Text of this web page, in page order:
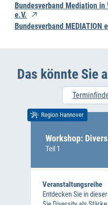
Bundesverband Mediation
e.V.
Bundesverband MEDIATION
Das könnte Sie
Region Hannover
Workshop:
Teil 1
Veranstaltungsreihe
Entdecken Sie in